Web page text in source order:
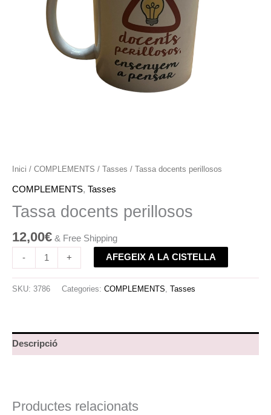
Inici / COMPLEMENTS / Tasses / Tassa docents perillosos
COMPLEMENTS, Tasses
Tassa docents perillosos
12,00€ & Free Shipping
- + AFEGEIX A LA CISTELLA
SKU: 3786 Categories: COMPLEMENTS, Tasses
Descripció
Productes relacionats